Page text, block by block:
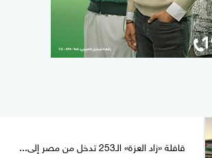
قافلة «زاد العزة» الـ253 تدخل من مصر إلى...